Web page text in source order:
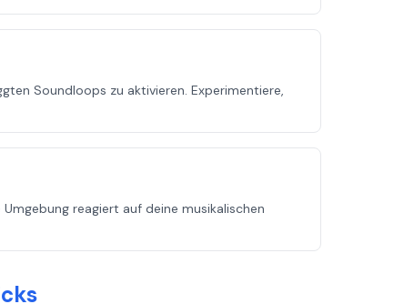
Soundloops zu aktivieren. Experimentiere,
reagiert auf deine musikalischen